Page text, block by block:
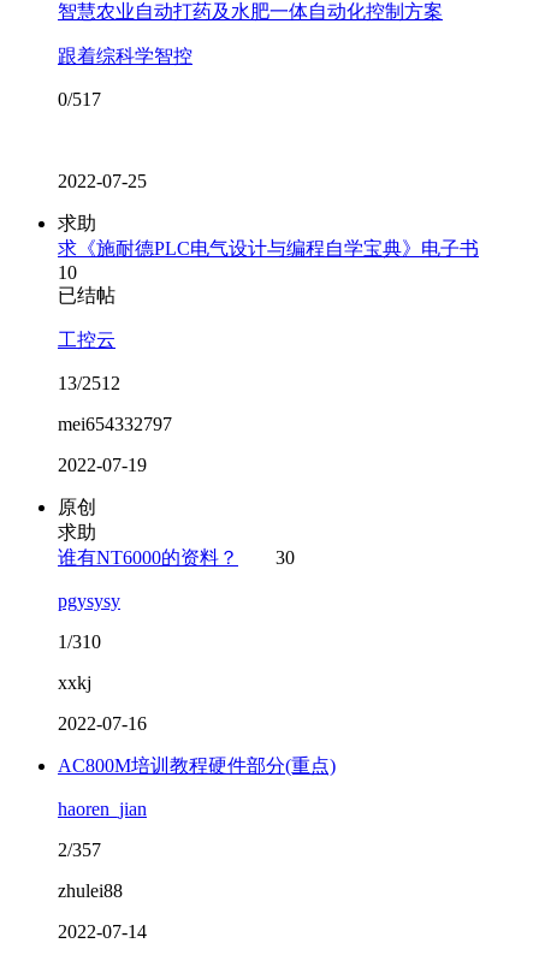
智慧农业自动打药及水肥一体自动化控制方案
跟着综科学智控
0/517
2022-07-25
求助
求《施耐德PLC电气设计与编程自学宝典》电子书
10
已结帖
工控云
13/2512
mei654332797
2022-07-19
原创
求助
谁有NT6000的资料？
30
pgysysy
1/310
xxkj
2022-07-16
AC800M培训教程硬件部分(重点)
haoren_jian
2/357
zhulei88
2022-07-14